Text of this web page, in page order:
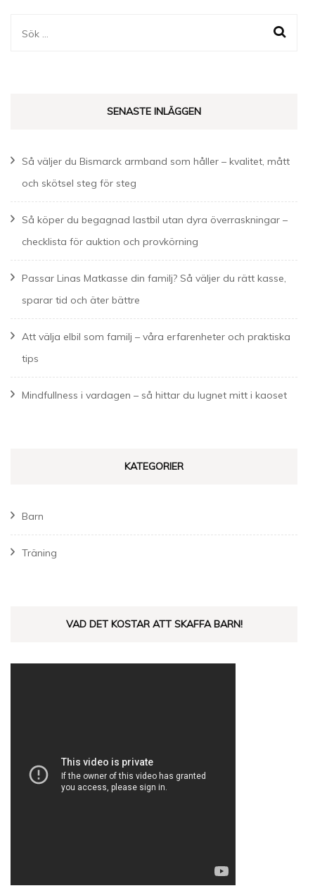
Sök
SENASTE INLÄGGEN
Så väljer du Bismarck armband som håller – kvalitet, mått
och skötsel steg för steg
Så köper du begagnad lastbil utan dyra överraskningar –
checklista för auktion och provkörning
Passar Linas Matkasse din familj? Så väljer du rätt kasse,
sparar tid och äter bättre
Att välja elbil som familj – våra erfarenheter och praktiska
tips
Mindfullness i vardagen – så hittar du lugnet mitt i kaoset
KATEGORIER
Barn
Träning
VAD DET KOSTAR ATT SKAFFA BARN!